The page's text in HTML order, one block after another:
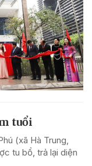
tuổi
(xã Hà Trung,
tu bổ, trả lại diện